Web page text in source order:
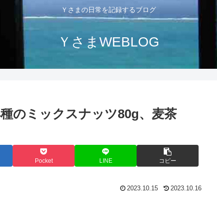
Ｙさまの日常を記録するブログ
ＹさまWEBLOG
のミックスナッツ80g、麦茶
Pocket LINE コピー
2023.10.15 2023.10.16